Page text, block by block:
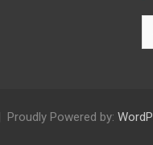
Proudly Powered by: